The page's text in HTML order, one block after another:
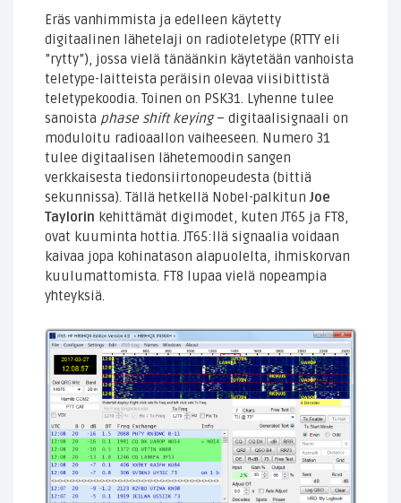
Eräs vanhimmista ja edelleen käytetty
digitaalinen lähetelaji on radioteletype (RTTY eli
”rytty”), jossa vielä tänäänkin käytetään vanhoista
teletype-laitteista peräisin olevaa viisibittistä
teletypekoodia. Toinen on PSK31. Lyhenne tulee
sanoista phase shift keying– digitaalisignaali on
moduloitu radioaallon vaiheeseen. Numero 31
tulee digitaalisen lähetemoodin sangen
verkkaisesta tiedonsiirtonopeudesta (bittiä
sekunnissa). Tällä hetkellä Nobel-palkitun Joe
Taylorin kehittämät digimodet, kuten JT65 ja FT8,
ovat kuuminta hottia. JT65:llä signaalia voidaan
kaivaa jopa kohinatason alapuolelta, ihmiskorvan
kuulumattomista. FT8 lupaa vielä nopeampia
yhteyksiä.